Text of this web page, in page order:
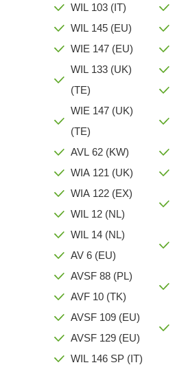
WIL 103 (IT)
WIL 145 (EU)
WIE 147 (EU)
WIL 133 (UK)
(TE)
WIE 147 (UK)
(TE)
AVL 62 (KW)
WIA 121 (UK)
WIA 122 (EX)
WIL 12 (NL)
WIL 14 (NL)
AV 6 (EU)
AVSF 88 (PL)
AVF 10 (TK)
AVSF 109 (EU)
AVSF 129 (EU)
WIL 146 SP (IT)